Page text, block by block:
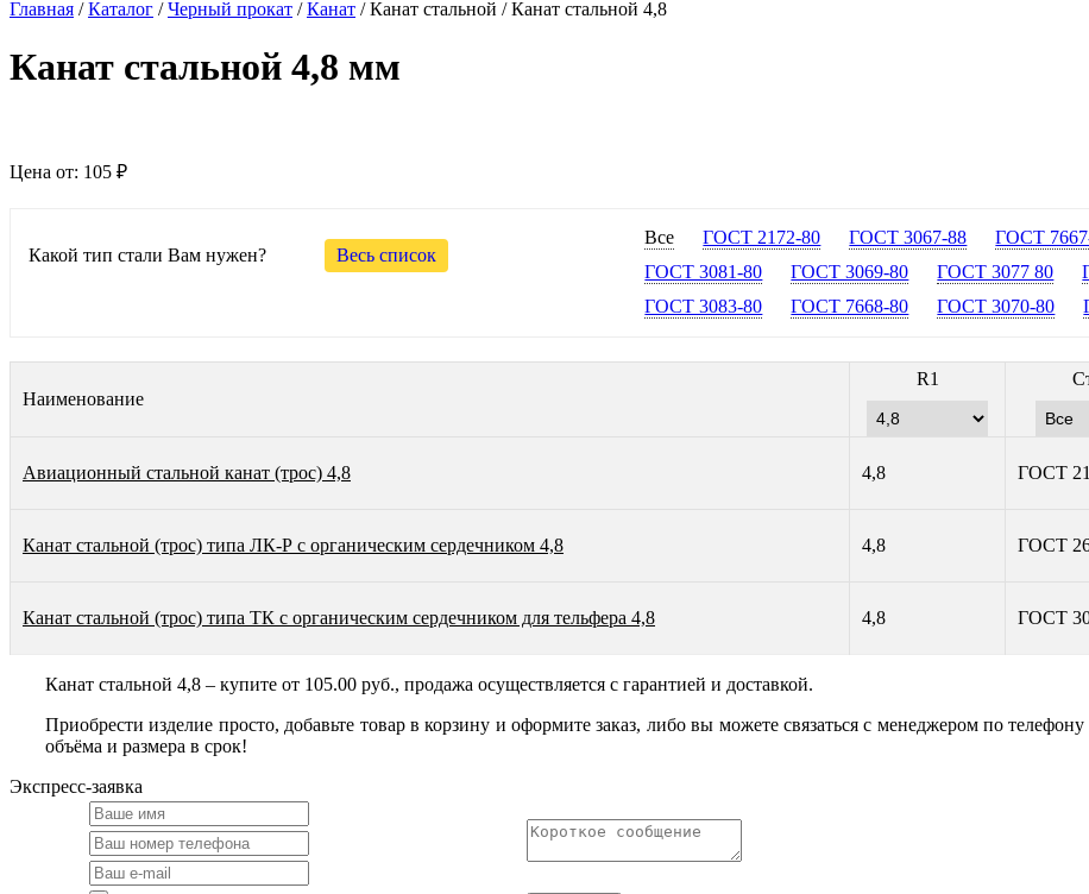
Главная /Каталог /Черный прокат /Канат /Канат стальной /Канат стальной 4,8
Канат стальной 4,8 мм
Цена от: 105 ₽
Какой тип стали Вам нужен? Весь список
Все ГОСТ 2172-80 ГОСТ 3067-88 ГОСТ
ГОСТ 3081-80
ГОСТ 3069-80 ГОСТ 3077 80
ГОСТ 3083-80
ГОСТ 7668-80 ГОСТ 3070-80
Наименование
R1
Авиационный стальной канат (трос) 4,8 4,8 ГОСТ
Канат стальной (трос) типа ЛК-Р с органическим сердечником 4,8 4,8 ГОСТ
Канат стальной (трос) типа ТК с органическим сердечником для тельфера 4,8 4,8 ГОСТ
Канат стальной 4,8 – купите от 105.00 руб., продажа осуществляется с гарантией и доставкой.
Приобрести изделие просто, добавьте товар в корзину и оформите заказ, либо вы можете связаться с менеджером по
объёма и размера в срок!
Экспресс-заявка